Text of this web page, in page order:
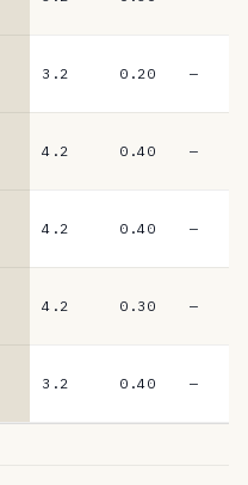
3.2 0.20 —
4.2 0.40 —
4.2 0.40 —
4.2 0.30 —
3.2 0.40 —